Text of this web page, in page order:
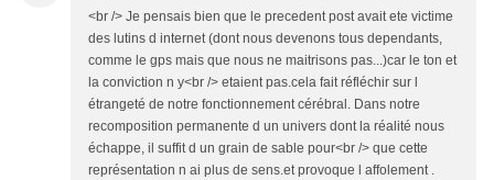
<br /> Je pensais bien que le precedent post avait ete victime
des lutins d internet (dont nous devenons tous dependants,
comme le gps mais que nous ne maitrisons pas...)car le ton et
la conviction n y<br /> etaient pas.cela fait réfléchir sur l
étrangeté de notre fonctionnement cérébral. Dans notre
recomposition permanente d un univers dont la réalité nous
échappe, il suffit d un grain de sable pour<br /> que cette
représentation n ai plus de sens.et provoque l affolement .